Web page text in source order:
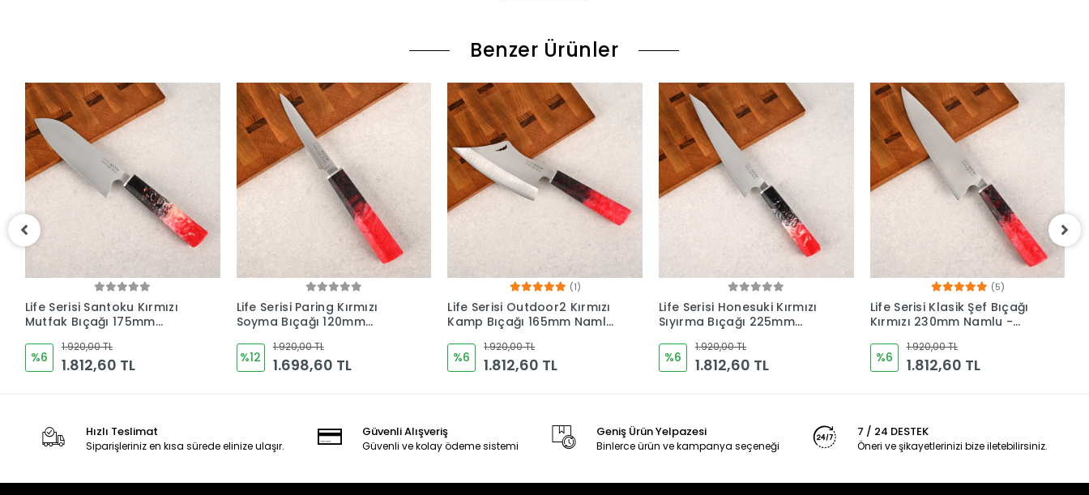
Benzer Ürünler
Life Serisi Paring Kırmızı
Soyma Bıçağı 120mm
Bıçakları
%12
1.920,00 TL
1.698,60 TL
(1)
Life Serisi Outdoor2 Kırmızı
Kamp Bıçağı 165mm Namlu
%6
1.920,00 TL
1.812,60 TL
Life Serisi Honesuki Kırmızı
Sıyırma Bıçağı 225mm
Bıçakları
%6
1.920,00 TL
1.812,60 TL
(5)
Life Serisi Klasik Şef Bıçağı
Kırmızı 230mm Namlu -
%6
1.920,00 TL
1.812,60 TL
(1)
Life Serisi Small Chef Kırmızı
Mutfak Bıçağı 165mm
Bıçakları
%6
1.920,00 TL
1.812,60 TL
Hızlı Teslimat
Siparişleriniz en kısa sürede elinize ulaşır.
Güvenli Alışveriş
Güvenli ve kolay ödeme sistemi
Geniş Ürün Yelpazesi
Binlerce ürün ve kampanya seçeneği
7 / 24 DESTEK
Öneri ve şikayetlerinizi bize iletebilirsiniz.